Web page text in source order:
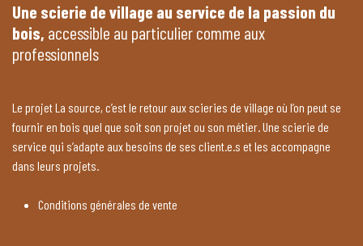
Une scierie de village au service de la passion du
bois, accessible au particulier comme aux
professionnels
Le projet La source, c’est le retour aux scieries de village où l’on peut se
fournir en bois quel que soit son projet ou son métier. Une scierie de
service qui s’adapte aux besoins de ses client.e.s et les accompagne
dans leurs projets.
Conditions générales de vente